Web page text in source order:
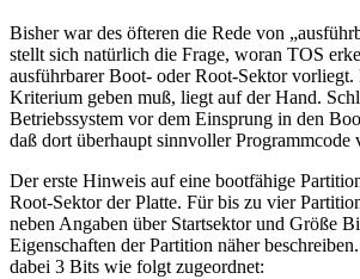
Bisher war des öfteren die Rede von
stellt sich natürlich die Frage, woran TOS
ausführbarer Boot- oder Root-Sektor vorliegt.
Kriterium geben muß, liegt auf der Hand.
Betriebssystem vor dem Einsprung in den
daß dort überhaupt sinnvoller Programmcode
Der erste Hinweis auf eine bootfähige
Root-Sektor der Platte. Für bis zu vier
neben Angaben über Startsektor und Größe
Eigenschaften der Partition näher
dabei 3 Bits wie folgt zugeordnet: